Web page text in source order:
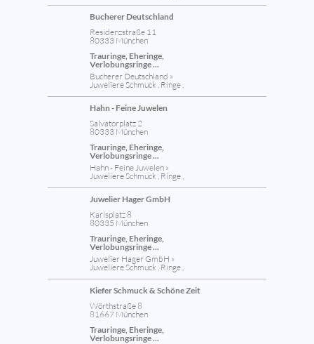
Bucherer Deutschland
Residenzstraße 11
80333 München
Trauringe, Eheringe,
Verlobungsringe ...
Bucherer Deutschland »
Juweliere Schmuck , Ringe ,
Hahn - Feine Juwelen
Salvatorplatz 2
80333 München
Trauringe, Eheringe,
Verlobungsringe ...
Hahn - Feine Juwelen »
Juweliere Schmuck , Ringe ,
Juwelier Hager GmbH
Karlsplatz 8
80335 München
Trauringe, Eheringe,
Verlobungsringe ...
Juwelier Hager GmbH »
Juweliere Schmuck , Ringe ,
Kiefer Schmuck & Schöne Zeit
Wörthstraße 8
81667 München
Trauringe, Eheringe,
Verlobungsringe ...